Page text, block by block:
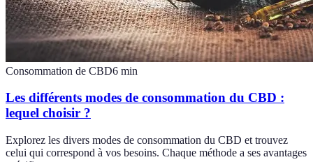
Consommation de CBD6 min
Les différents modes de consommation du CBD :
lequel choisir ?
Explorez les divers modes de consommation du CBD et trouvez
celui qui correspond à vos besoins. Chaque méthode a ses avantages